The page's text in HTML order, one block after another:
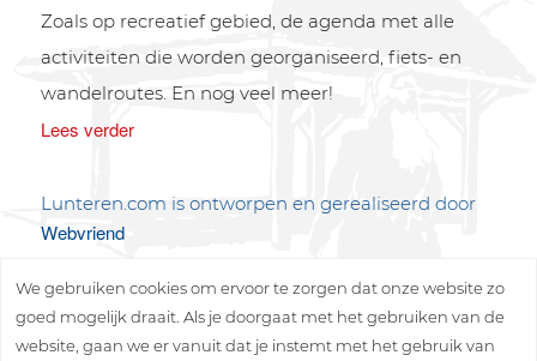
Zoals op recreatief gebied, de agenda met alle
activiteiten die worden georganiseerd, fiets- en
wandelroutes. En nog veel meer!
Lees verder
Lunteren.com is ontworpen en gerealiseerd door
Webvriend
We gebruiken cookies om ervoor te zorgen dat onze website zo
goed mogelijk draait. Als je doorgaat met het gebruiken van de
website, gaan we er vanuit dat je instemt met het gebruik van